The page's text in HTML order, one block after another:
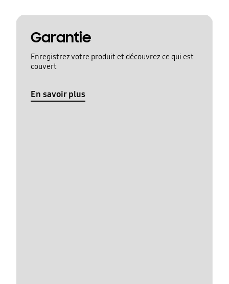
Garantie
Enregistrez votre produit et découvrez ce qui est
couvert
En savoir plus